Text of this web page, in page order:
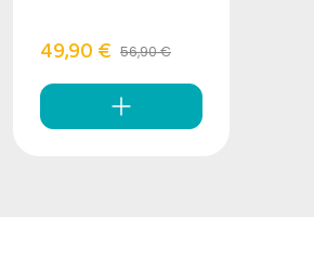
49,90 € 56,90 €